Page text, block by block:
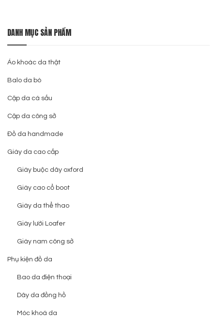
DANH MỤC SẢN PHẨM
Áo khoác da thật
Balo da bò
Cặp da cá sấu
Cặp da công sở
Đồ da handmade
Giày da cao cấp
Giày buộc dây oxford
Giày cao cổ boot
Giày da thể thao
Giày lười Loafer
Giày nam công sở
Phụ kiện đồ da
Bao da điện thoại
Dây da đồng hồ
Móc khoá da